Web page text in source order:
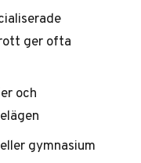
ger ofta
och
gymnasium